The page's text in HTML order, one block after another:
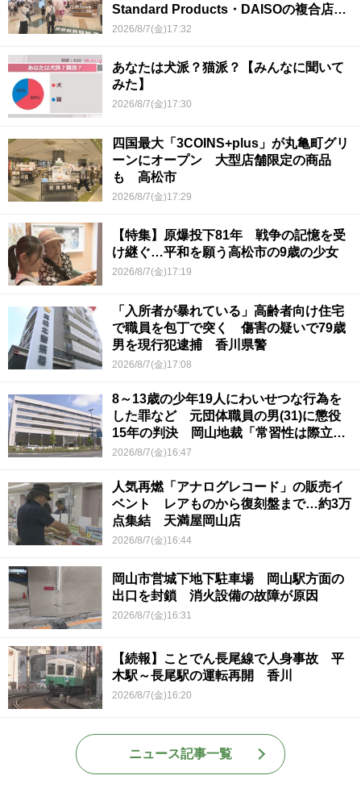
Standard Products・DAISOの複合店は
香川県初
2026/8/7(金)17:32
あなたは犬派？猫派？【みんなに聞いて
みた】
2026/8/7(金)17:30
四国最大「3COINS+plus」が丸亀町グリ
ーンにオープン 大型店舗限定の商品
も 高松市
2026/8/7(金)17:29
【特集】原爆投下81年 戦争の記憶を受
け継ぐ…平和を願う高松市の9歳の少女
2026/8/7(金)17:19
「入所者が暴れている」高齢者向け住宅
で職員を包丁で突く 傷害の疑いで79歳
男を現行犯逮捕 香川県警
2026/8/7(金)17:08
8～13歳の少年19人にわいせつな行為を
した罪など 元団体職員の男(31)に懲役
15年の判決 岡山地裁「常習性は際立っ
ていて被害結果も非常に重い」
2026/8/7(金)16:47
人気再燃「アナログレコード」の販売イ
ベント レアものから復刻盤まで…約3万
点集結 天満屋岡山店
2026/8/7(金)16:44
岡山市営城下地下駐車場 岡山駅方面の
出口を封鎖 消火設備の故障が原因
2026/8/7(金)16:31
【続報】ことでん長尾線で人身事故 平
木駅～長尾駅の運転再開 香川
2026/8/7(金)16:20
ニュース記事一覧